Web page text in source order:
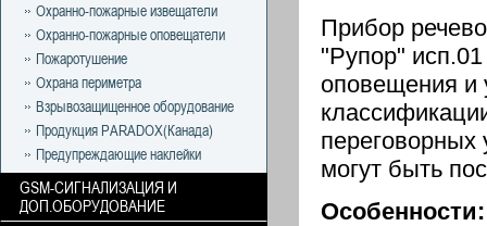
Прибор
"Рупор"
оповещения и
переговорных
могут быть
Особенности:
Охранно-пожарные извещатели
Охранно-пожарные оповещатели
Пожаротушение
Охрана периметра
Взрывозащищенное оборудование
Продукция PARADOX(Канада)
Предупреждающие наклейки
GSM-СИГНАЛИЗАЦИЯ И
ДОП.ОБОРУДОВАНИЕ